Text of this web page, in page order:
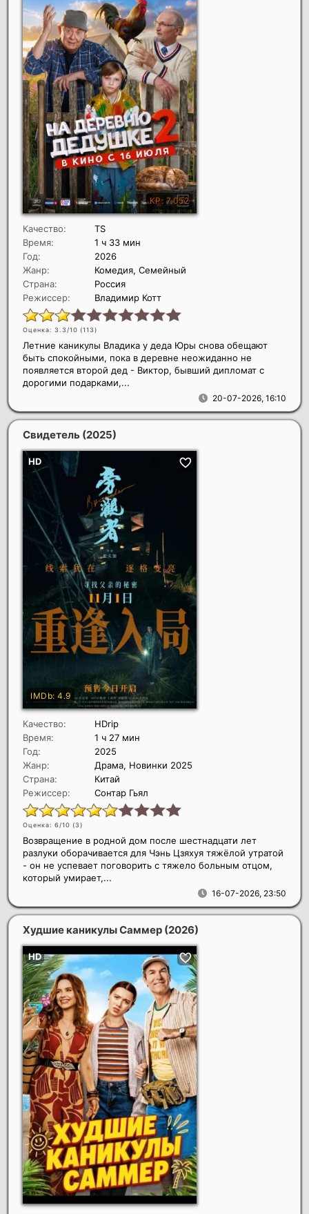
Качество:
TS
Время:
1 ч 33 мин
Год:
2026
Жанр:
Комедия, Семейный
Страна:
Россия
Режиссер:
Владимир Котт
Оценка: 3.3/10 (113)
20-07-2026, 16:10
Летние каникулы Владика у деда Юры снова обещают
быть спокойными, пока в деревне неожиданно не
появляется второй дед - Виктор, бывший дипломат с
дорогими подарками,...
Свидетель (2025)
Качество:
HDrip
Время:
1 ч 27 мин
Год:
2025
Жанр:
Драма, Новинки 2025
Страна:
Китай
Режиссер:
Сонтар Гьял
Оценка: 6/10 (3)
16-07-2026, 23:50
Возвращение в родной дом после шестнадцати лет
разлуки оборачивается для Чэнь Цзяхуя тяжёлой утратой
- он не успевает поговорить с тяжело больным отцом,
который умирает,...
Худшие каникулы Саммер (2026)